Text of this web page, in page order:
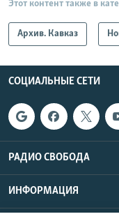
Этот контент также в
Архив. Кавказ
СОЦИАЛЬНЫЕ СЕТИ
РАДИО СВОБОДА
ИНФОРМАЦИЯ